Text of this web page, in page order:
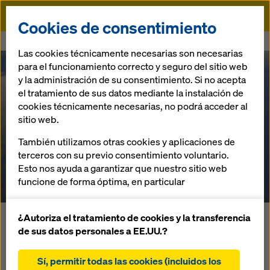
Doka
Centrales eólicas
Estonia
Estonia
Utilizando el encofrado circular para centrales eólicas de
Doka, la empresa constructora Skanska pudo reducir los
ciclos a un día y cumplir cómodamente los plazos
establecidos.
Cookies de consentimiento
Las cookies técnicamente necesarias son necesarias
para el funcionamiento correcto y seguro del sitio web
y la administración de su consentimiento. Si no acepta
el tratamiento de sus datos mediante la instalación de
cookies técnicamente necesarias, no podrá acceder al
sitio web.
También utilizamos otras cookies y aplicaciones de
terceros con su previo consentimiento voluntario.
Esto nos ayuda a garantizar que nuestro sitio web
funcione de forma óptima, en particular
nuestro sitio web (cookies funcionales y
estadísticas)
utilizar la tienda online de Doka (cookies
¿Autoriza el tratamiento de cookies y la transferencia
de sus datos personales a EE.UU.?
Sí, permitir todas las cookies (incluidos los